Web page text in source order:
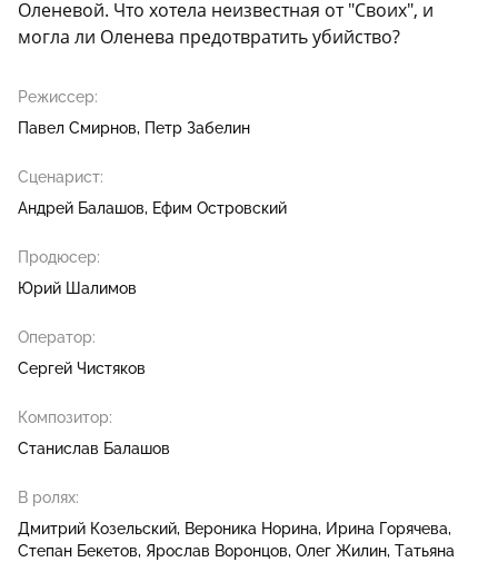
Оленевой. Что хотела неизвестная от "Своих", и
могла ли Оленева предотвратить убийство?
Режиссер:
Павел Смирнов
Петр Забелин
Сценарист:
Андрей Балашов
Ефим Островский
Продюсер:
Юрий Шалимов
Оператор:
Сергей Чистяков
Композитор:
Станислав Балашов
В ролях:
Дмитрий Козельский Вероника Норина Ирина Горячева
Степан Бекетов Ярослав Воронцов Олег Жилин Татьяна